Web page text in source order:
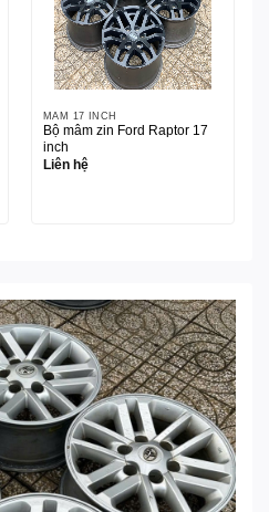
MÂM 17 INCH
Bộ mâm zin Ford Raptor 17
inch
Liên hệ